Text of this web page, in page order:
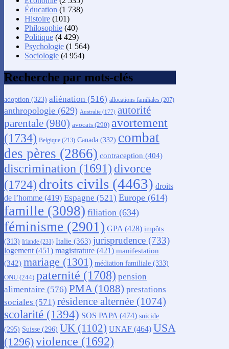
Éducation (1 738)
Histoire (101)
Philosophie (40)
Politique (4 429)
Psychologie (1 564)
Sociologie (4 954)
Recherche par mots-clés
adoption (323) aliénation (516) allocations familiales (207)
anthropologie (629) Australie (177) autorité
parentale (980) avocats (290) avortement
(1734) Belgique (213) Canada (332) combat
des pères (2866) contraception (404)
discrimination (1691) divorce
(1724) droits civils (4463) droits
de l’homme (419) Espagne (521) Europe (614)
famille (3098) filiation (634)
féminisme (2901) GPA(428) impôts
(313) Irlande (231) Italie (363) jurisprudence (733)
logement(451) magistrature (421) manifestation
(342) mariage (1301) médiation familiale (333)
ONU (244) paternité (1708) pension
alimentaire (576) PMA(1088) prestations
sociales (571) résidence alternée (1074)
scolarité (1394) SOS PAPA(474) suicide
(295) Suisse (296) UK (1102) UNAF (464) USA
(1296)violence (1692)